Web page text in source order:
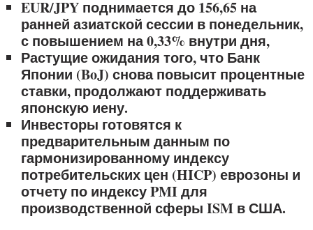
EUR/JPY поднимается до 156,65 на
ранней азиатской сессии в понедельник,
с повышением на 0,33% внутри дня,
Растущие ожидания того, что Банк
Японии (BoJ) снова повысит процентные
ставки, продолжают поддерживать
японскую иену.
Инвесторы готовятся к
предварительным данным по
гармонизированному индексу
потребительских цен (HICP) еврозоны и
отчету по индексу PMI для
производственной сферы ISM в США.